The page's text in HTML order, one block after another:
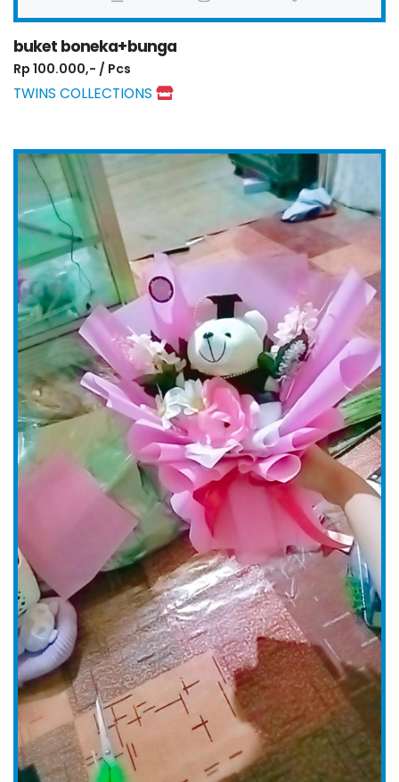
buket boneka+bunga
Rp 100.000,- / Pcs
TWINS COLLECTIONS